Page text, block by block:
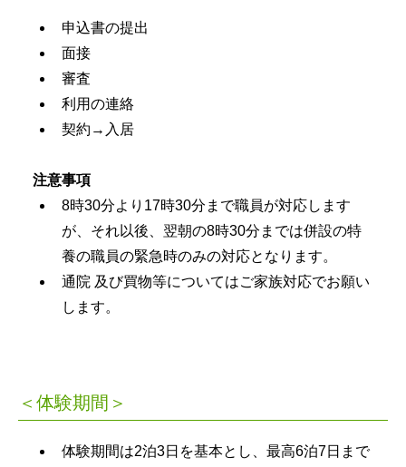
申込書の提出
面接
審査
利用の連絡
契約→入居
注意事項
8時30分より17時30分まで職員が対応します
が、それ以後、翌朝の8時30分までは併設の特
養の職員の緊急時のみの対応となります。
通院 及び買物等についてはご家族対応でお願い
します。
＜体験期間＞
体験期間は2泊3日を基本とし、最高6泊7日まで